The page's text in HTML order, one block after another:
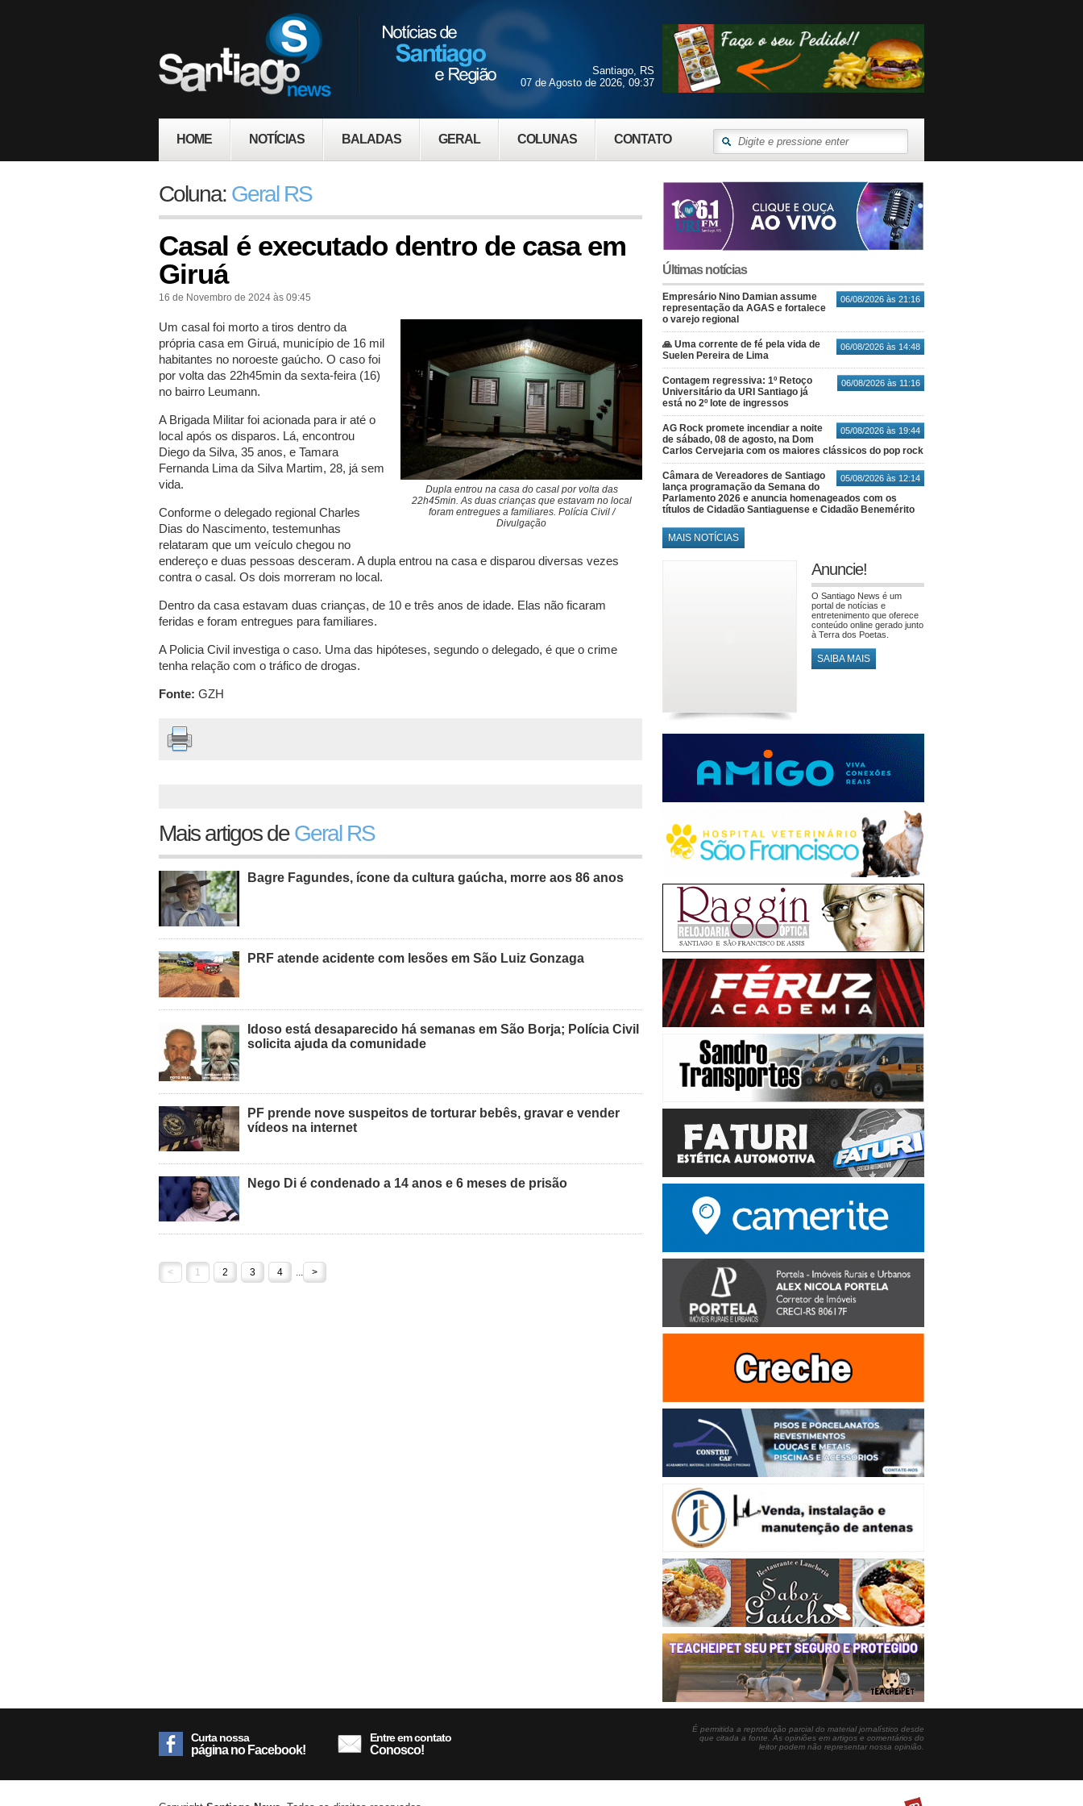
HOME NOTÍCIAS BALADAS GERAL COLUNAS CONTATO
Santiago, RS
07 de Agosto de 2026, 09:37
Coluna: Geral RS
Casal é executado dentro de casa em
Giruá
16 de Novembro de 2024 às 09:45
Dupla entrou na casa do casal por volta das
22h45min. As duas crianças que estavam no local
foram entregues a familiares. Polícia Civil /
Divulgação
Um casal foi morto a tiros dentro da
própria casa em Giruá, município de 16 mil
habitantes no noroeste gaúcho. O caso foi
por volta das 22h45min da sexta-feira (16)
no bairro Leumann.
A Brigada Militar foi acionada para ir até o
local após os disparos. Lá, encontrou
Diego da Silva, 35 anos, e Tamara
Fernanda Lima da Silva Martim, 28, já sem
vida.
Conforme o delegado regional Charles
Dias do Nascimento, testemunhas
relataram que um veículo chegou no
endereço e duas pessoas desceram. A dupla entrou na casa e disparou diversas vezes
contra o casal. Os dois morreram no local.
Dentro da casa estavam duas crianças, de 10 e três anos de idade. Elas não ficaram
feridas e foram entregues para familiares.
A Policia Civil investiga o caso. Uma das hipóteses, segundo o delegado, é que o crime
tenha relação com o tráfico de drogas.
Fonte: GZH
Mais artigos deGeral RS
Bagre Fagundes, ícone da cultura gaúcha, morre aos 86 anos
PRF atende acidente com lesões em São Luiz Gonzaga
Idoso está desaparecido há semanas em São Borja; Polícia Civil
solicita ajuda da comunidade
PF prende nove suspeitos de torturar bebês, gravar e vender
vídeos na internet
Nego Di é condenado a 14 anos e 6 meses de prisão
< 1 2 3 4 ... >
Últimas notícias
06/08/2026 às 21:16
Empresário Nino Damian assume
representação da AGAS e fortalece
o varejo regional
06/08/2026 às 14:48
🙏 Uma corrente de fé pela vida de
Suelen Pereira de Lima
06/08/2026 às 11:16
Contagem regressiva: 1º Retoço
Universitário da URI Santiago já
está no 2º lote de ingressos
05/08/2026 às 19:44
AG Rock promete incendiar a noite
de sábado, 08 de agosto, na Dom
Carlos Cervejaria com os maiores clássicos do pop rock
05/08/2026 às 12:14
Câmara de Vereadores de Santiago
lança programação da Semana do
Parlamento 2026 e anuncia homenageados com os
títulos de Cidadão Santiaguense e Cidadão Benemérito
MAIS NOTÍCIAS
Anuncie!
O Santiago News é um
portal de notícias e
entretenimento que oferece
conteúdo online gerado junto
à Terra dos Poetas.
SAIBA MAIS
Curta nossa
página no Facebook!
Entre em contato
Conosco!
É permitida a reprodução parcial do material jornalístico desde
que citada a fonte. As opiniões em artigos e comentários do
leitor podem não representar nossa opinião.